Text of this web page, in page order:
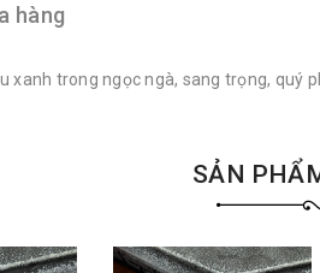
hàng
trong ngọc ngà, sang trọng,
SẢN